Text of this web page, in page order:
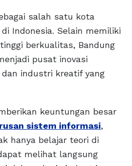
salah satu kota
Indonesia. Selain memiliki
berkualitas, Bandung
pusat inovasi
industri kreatif yang
keuntungan besar
sistem informasi,
hanya belajar teori di
melihat langsung